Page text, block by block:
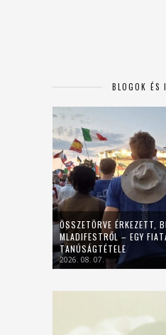
BLOGOK ÉS
ÖSSZETÖRVE ÉRKEZETT,
MLADIFESTRŐL – EGY
TANÚSÁGTÉTELE
2026. 08. 07.